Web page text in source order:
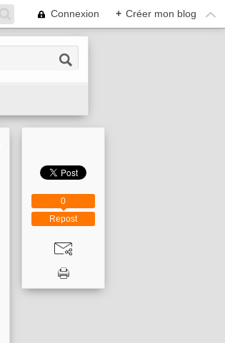
Connexion + Créer mon blog
Repost
0